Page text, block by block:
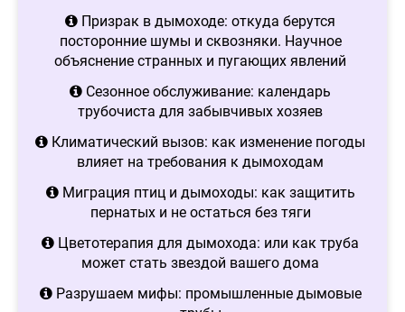
Призрак в дымоходе: откуда берутся
посторонние шумы и сквозняки. Научное
объяснение странных и пугающих явлений
Сезонное обслуживание: календарь
трубочиста для забывчивых хозяев
Климатический вызов: как изменение погоды
влияет на требования к дымоходам
Миграция птиц и дымоходы: как защитить
пернатых и не остаться без тяги
Цветотерапия для дымохода: или как труба
может стать звездой вашего дома
Разрушаем мифы: промышленные дымовые